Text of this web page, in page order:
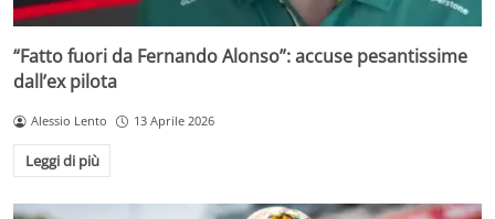
“Fatto fuori da Fernando Alonso”: accuse pesantissime
dall’ex pilota
Alessio Lento 13 Aprile 2026
Leggi di più